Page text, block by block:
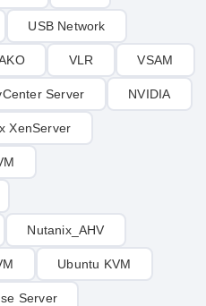
USB Network
VLR VSAM
Server NVIDIA
XenServer
Nutanix_AHV
Ubuntu KVM
Server